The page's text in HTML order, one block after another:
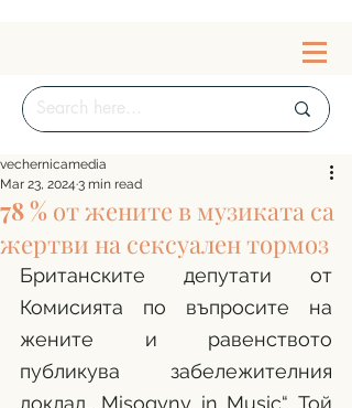
78 % от жените в музиката са
жертви на сексуален тормоз
vechernicamedia
Mar 23, 2024 3 min read
Британските депутати от
Комисията по въпросите на
жените и равенството
публикува забележителния
доклад „Misogyny in Music“. Той